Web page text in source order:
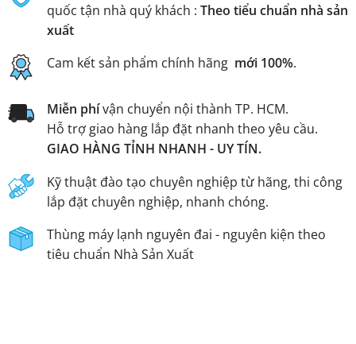
quốc tận nhà quý khách : Theo tiểu chuẩn nhà sản
xuất
Cam kết sản phẩm chính hãng mới 100%.
Miễn phívận chuyển nội thành TP. HCM.
Hỗ trợ giao hàng lắp đặt nhanh theo yêu cầu.
GIAO HÀNG TỈNH NHANH - UY TÍN.
Kỹ thuật đào tạo chuyên nghiệp từ hãng, thi công
lắp đặt chuyên nghiệp, nhanh chóng.
Thùng máy lạnh nguyên đai - nguyên kiện theo
tiêu chuẩn Nhà Sản Xuất